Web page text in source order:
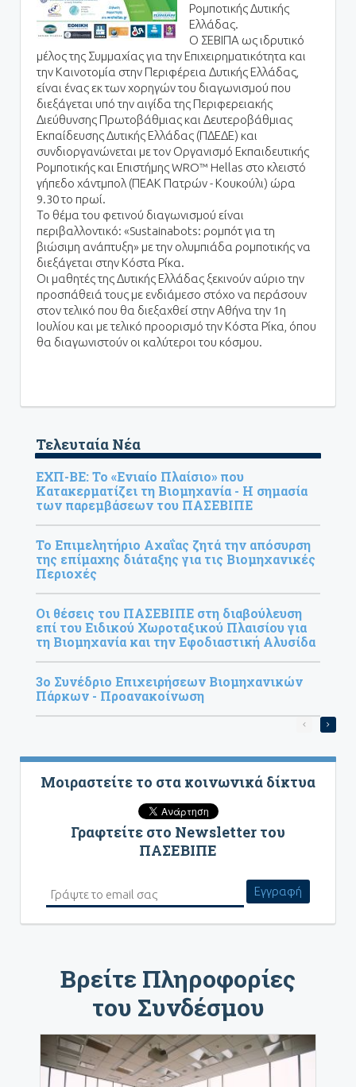
Ρομποτικής Δυτικής
Ελλάδας.
Ο ΣΕΒΙΠΑ ως ιδρυτικό
μέλος της Συμμαχίας για την Επιχειρηματικότητα και
την Καινοτομία στην Περιφέρεια Δυτικής Ελλάδας,
είναι ένας εκ των χορηγών του διαγωνισμού που
διεξάγεται υπό την αιγίδα της Περιφερειακής
Διεύθυνσης Πρωτοβάθμιας και Δευτεροβάθμιας
Εκπαίδευσης Δυτικής Ελλάδας (ΠΔΕΔΕ) και
συνδιοργανώνεται με τον Οργανισμό Εκπαιδευτικής
Ρομποτικής και Επιστήμης WRO™ Hellas στο κλειστό
γήπεδο χάντμπολ (ΠΕΑΚ Πατρών - Κουκούλι) ώρα
9.30 το πρωί.
Το θέμα του φετινού διαγωνισμού είναι
περιβαλλοντικό: «Sustainabots: ρομπότ για τη
βιώσιμη ανάπτυξη» με την ολυμπιάδα ρομποτικής να
διεξάγεται στην Κόστα Ρίκα.
Οι μαθητές της Δυτικής Ελλάδας ξεκινούν αύριο την
προσπάθειά τους με ενδιάμεσο στόχο να περάσουν
στον τελικό που θα διεξαχθεί στην Αθήνα την 1η
Ιουλίου και με τελικό προορισμό την Κόστα Ρίκα, όπου
θα διαγωνιστούν οι καλύτεροι του κόσμου.
Τελευταία Νέα
ΕΧΠ-ΒΕ: Το «Ενιαίο Πλαίσιο» που
Κατακερματίζει τη Βιομηχανία - Η σημασία
των παρεμβάσεων του ΠΑΣΕΒΙΠΕ
Το Επιμελητήριο Αχαΐας ζητά την απόσυρση
της επίμαχης διάταξης για τις Βιομηχανικές
Περιοχές
Οι θέσεις του ΠΑΣΕΒΙΠΕ στη διαβούλευση
επί του Ειδικού Χωροταξικού Πλαισίου για
τη Βιομηχανία και την Εφοδιαστική Αλυσίδα
3ο Συνέδριο Επιχειρήσεων Βιομηχανικών
Πάρκων - Προανακοίνωση
Next
Μοιραστείτε το στα κοινωνικά δίκτυα
Γραφτείτε στο Newsletter του
ΠΑΣΕΒΙΠΕ
Βρείτε Πληροφορίες
του Συνδέσμου